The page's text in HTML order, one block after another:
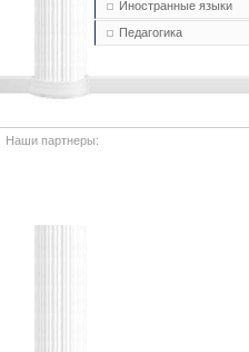
Иностранные языки
Педагогика
Наши партнеры: